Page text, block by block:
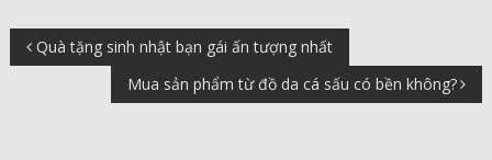
Điều
hướng
Quà tặng sinh nhật bạn gái ấn tượng nhất
Mua sản phẩm từ đồ da cá sấu có bền không?